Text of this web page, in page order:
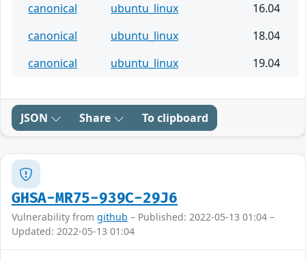
canonical
ubuntu_linux
16.04
canonical
ubuntu_linux
18.04
canonical
ubuntu_linux 19.04
JSON Share To clipboard
GHSA-MR75-939C-29J6
Vulnerability from github – Published: 2022-05-13 01:04 –
Updated: 2022-05-13 01:04